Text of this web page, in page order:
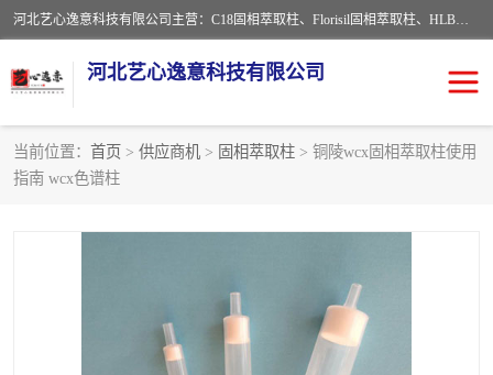
河北艺心逸意科技有限公司主营：C18固相萃取柱、Florisil固相萃取柱、HLB固相萃取柱、MCX固相萃取柱、QuEChERS、固相萃取空柱、针式过滤器 、固相萃取柱、黄曲霉毒素亲和柱。全国咨询热线：18630105913。河北艺心逸意科技有限公司接受来样定做，我们秉承着“顾客至上，锐意进取”的经营理念，坚持客户至上的原则为广大客户提供优质的服务，欢迎广大客户惠顾！免费咨询！
河北艺心逸意科技有限公司
当前位置： 首页 > 供应商机 > 固相萃取柱 > 铜陵wcx固相萃取柱使用
指南 wcx色谱柱
固相萃取柱
过滤器/滤膜